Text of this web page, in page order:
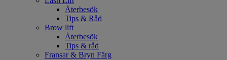
Återbesök
Tips & Råd
Brow lift
Återbesök
Tips & råd
Fransar & Bryn Färg